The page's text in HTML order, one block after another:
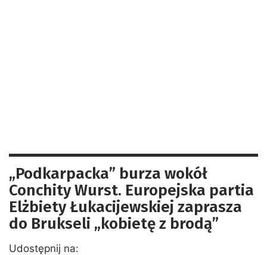
„Podkarpacka” burza wokół
Conchity Wurst. Europejska partia
Elżbiety Łukacijewskiej zaprasza
do Brukseli „kobietę z brodą”
Udostępnij na: